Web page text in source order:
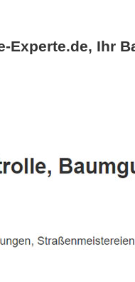
Experte.de, Ihr